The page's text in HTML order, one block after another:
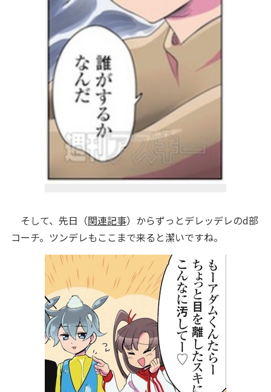
そして、先日（関連記事）からずっとデレッデレのd部
コーチ。ツンデレもここまで来ると潔いですね。